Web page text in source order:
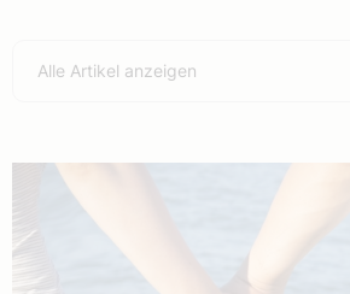
Alle Artikel anzeigen